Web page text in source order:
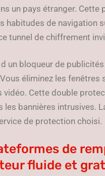
un pays étranger.
habitudes de navigation
tunnel de chiffrement
un bloqueur de
éliminez les
vidéo. Cette double
les bannières intrusives.
de protection choisi.
de
fluide et